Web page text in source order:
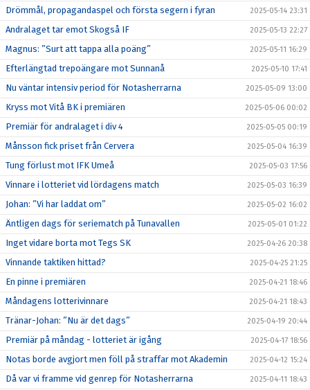
Drömmål, propagandaspel och första segern i fyran 2025-05-14 23:31
Andralaget tar emot Skogså IF 2025-05-13 22:27
Magnus: ”Surt att tappa alla poäng” 2025-05-11 16:29
Efterlängtad trepoängare mot Sunnanå 2025-05-10 17:41
Nu väntar intensiv period för Notasherrarna 2025-05-09 13:00
Kryss mot Vitå BK i premiären 2025-05-06 00:02
Premiär för andralaget i div 4 2025-05-05 00:19
Månsson fick priset från Cervera 2025-05-04 16:39
Tung förlust mot IFK Umeå 2025-05-03 17:56
Vinnare i lotteriet vid lördagens match 2025-05-03 16:39
Johan: ”Vi har laddat om” 2025-05-02 16:02
Äntligen dags för seriematch på Tunavallen 2025-05-01 01:22
Inget vidare borta mot Tegs SK 2025-04-26 20:38
Vinnande taktiken hittad? 2025-04-25 21:25
En pinne i premiären 2025-04-21 18:46
Måndagens lotterivinnare 2025-04-21 18:43
Tränar-Johan: ”Nu är det dags” 2025-04-19 20:44
Premiär på måndag - lotteriet är igång 2025-04-17 18:56
Notas borde avgjort men föll på straffar mot Akademin 2025-04-12 15:24
Då var vi framme vid genrep för Notasherrarna 2025-04-11 18:43